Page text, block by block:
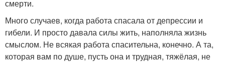
смерти.
Много случаев, когда работа спасала от депрессии и
гибели. И просто давала силы жить, наполняла жизнь
смыслом. Не всякая работа спасительна, конечно. А та,
которая вам по душе, пусть она и трудная, тяжёлая, не